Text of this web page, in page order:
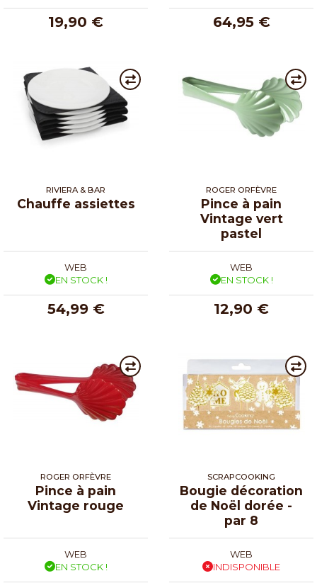
19,90 € 64,95 €
RIVIERA & BAR
Chauffe assiettes
WEB
EN STOCK !
54,99 €
ROGER ORFÈVRE
Pince à pain
Vintage vert
pastel
WEB
EN STOCK !
12,90 €
ROGER ORFÈVRE
Pince à pain
Vintage rouge
WEB
EN STOCK !
SCRAPCOOKING
Bougie décoration
de Noël dorée -
par 8
WEB
INDISPONIBLE